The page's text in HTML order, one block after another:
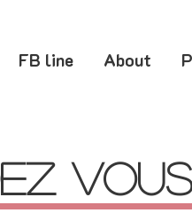
FB line About
vous